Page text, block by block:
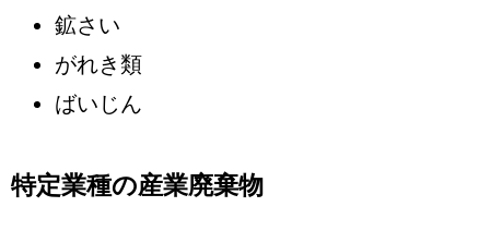
鉱さい
がれき類
ばいじん
特定業種の産業廃棄物